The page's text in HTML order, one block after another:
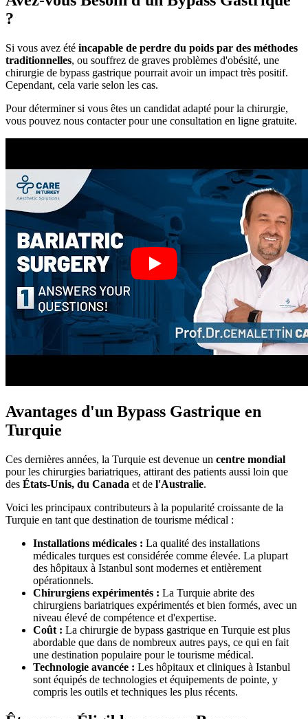
?
Si vous avez été incapable de perdre du poids par des méthodes
traditionnelles, ou souffrez de graves problèmes d'obésité, une
chirurgie de bypass gastrique pourrait avoir un impact très positif.
Cependant, cela varie selon les cas.
Pour déterminer si vous êtes un candidat adapté pour la chirurgie,
vous pouvez nous contacter pour une consultation en ligne gratuite.
Avantages d'un Bypass Gastrique en
Turquie
Ces dernières années, la Turquie est devenue un centre mondial
pour les chirurgies bariatriques, attirant des patients aussi loin que
des États-Unis, du Canada et de l'Australie.
Voici les principaux contributeurs à la popularité croissante de la
Turquie en tant que destination de tourisme médical :
Installations médicales : La qualité des installations
médicales turques est considérée comme élevée. La plupart
des hôpitaux à Istanbul sont modernes et entièrement
opérationnels.
Chirurgiens expérimentés : La Turquie abrite des
chirurgiens bariatriques expérimentés et bien formés, avec un
niveau élevé de compétence et d'expertise.
Coût : La chirurgie de bypass gastrique en Turquie est plus
abordable que dans de nombreux autres pays, ce qui en fait
une destination populaire pour le tourisme médical.
Technologie avancée : Les hôpitaux et cliniques à Istanbul
sont équipés de technologies et équipements de pointe, y
compris les outils et techniques les plus récents.